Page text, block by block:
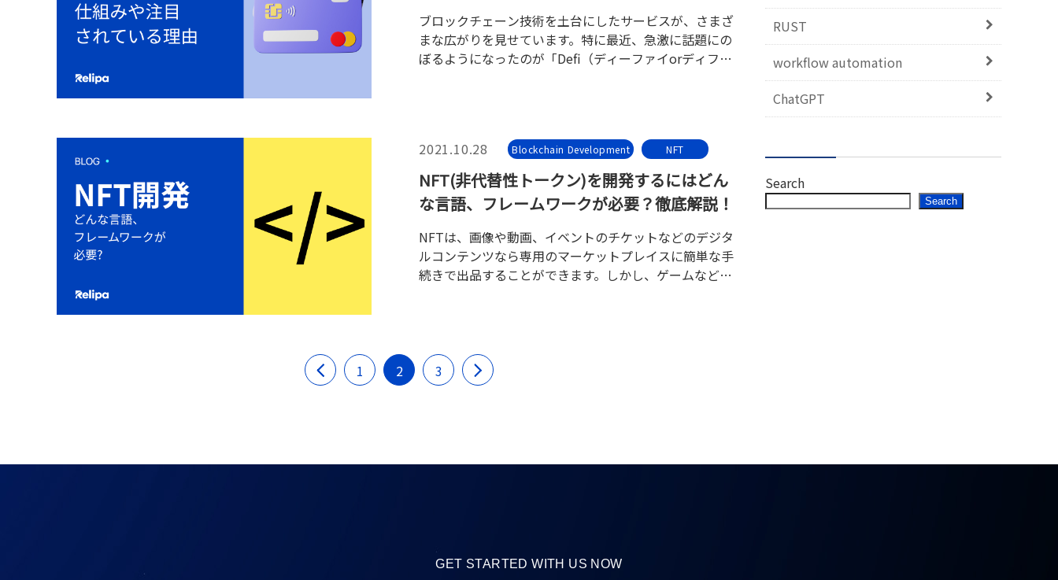
ブロックチェーン技術を土台にしたサービスが、さまざ
まな広がりを見せています。特に最近、急激に話題にの
ぼるようになったのが「Defi（ディーファイorディファ
2021.10.28 Blockchain Development NFT
NFT(非代替性トークン)を開発するにはどん
な言語、フレームワークが必要？徹底解説！
NFTは、画像や動画、イベントのチケットなどのデジタ
ルコンテンツなら専用のマーケットプレイスに簡単な手
続きで出品することができます。しかし、ゲームなどの
か、詳しく解説します。
ジ
1 2 3
RUST
workflow automation
ChatGPT
Search
Search
GET STARTED WITH US NOW